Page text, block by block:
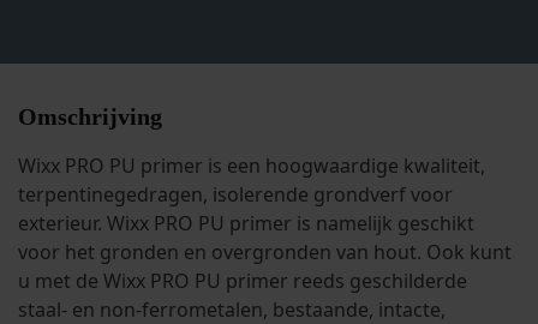
Omschrijving
Wixx PRO PU primer is een hoogwaardige kwaliteit,
terpentinegedragen, isolerende grondverf voor
exterieur. Wixx PRO PU primer is namelijk geschikt
voor het gronden en overgronden van hout. Ook kunt
u met de Wixx PRO PU primer reeds geschilderde
staal- en non-ferrometalen, bestaande, intacte,